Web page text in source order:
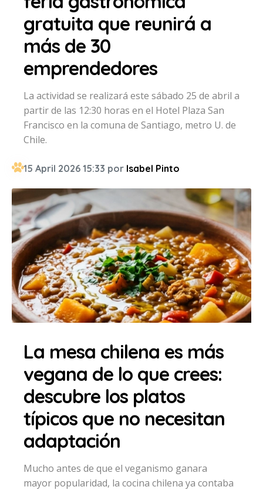
gratuita que reunirá a
más de 30
emprendedores
La actividad se realizará este sábado 25 de abril a
partir de las 12:30 horas en el Hotel Plaza San
Francisco en la comuna de Santiago, metro U. de
Chile.
15 April 2026 15:33 por Isabel Pinto
La mesa chilena es más
vegana de lo que crees:
descubre los platos
típicos que no necesitan
adaptación
Mucho antes de que el veganismo ganara
mayor popularidad, la cocina chilena ya contaba